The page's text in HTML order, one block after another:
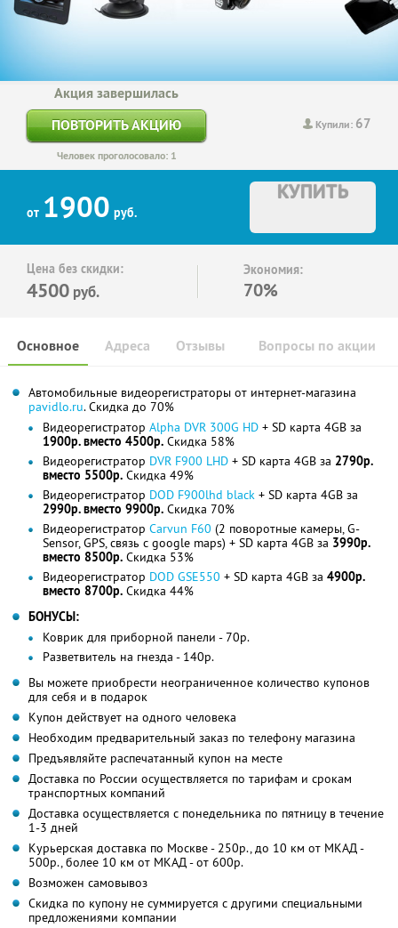
Купили: 67
Акция завершилась
ПОВТОРИТЬ АКЦИЮ
Человек проголосовало: 1
от 1900 руб.
КУПИТЬ
Цена без скидки:
4500 руб.
Экономия:
70%
Основное Отзывы Вопросы по акции
Адреса
Автомобильные видеорегистраторы от интернет-магазина
pavidlo.ru. Скидка до 70%
Видеорегистратор Alpha DVR 300G HD + SD карта 4GB за
1900р. вместо 4500р. Скидка 58%
Видеорегистратор DVR F900 LHD + SD карта 4GB за 2790р.
вместо 5500р. Скидка 49%
Видеорегистратор DOD F900lhd black + SD карта 4GB за
2990р. вместо 9900р. Скидка 70%
Видеорегистратор Carvun F60 (2 поворотные камеры, G-
Sensor, GPS, связь с google maps) + SD карта 4GB за 3990р.
вместо 8500р. Скидка 53%
Видеорегистратор DOD GSE550 + SD карта 4GB за 4900р.
вместо 8700р. Скидка 44%
БОНУСЫ:
Коврик для приборной панели - 70р.
Разветвитель на гнезда - 140р.
Вы можете приобрести неограниченное количество купонов
для себя и в подарок
Купон действует на одного человека
Необходим предварительный заказ по телефону магазина
Предъявляйте распечатанный купон на месте
Доставка по России осуществляется по тарифам и срокам
транспортных компаний
Доставка осуществляется с понедельника по пятницу в течение
1-3 дней
Курьерская доставка по Москве - 250р., до 10 км от МКАД -
500р., более 10 км от МКАД - от 600р.
Возможен самовывоз
Скидка по купону не суммируется с другими специальными
предложениями компании